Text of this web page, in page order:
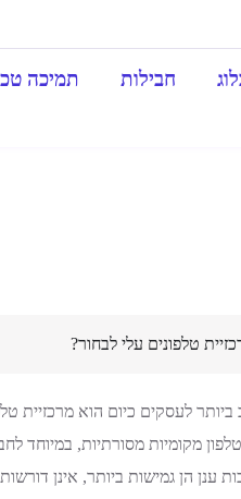
חבילות תמיכה
טלפונים עלי לבחור?
לעסקים כיום הוא מרכזיית
מקומיות מסורתיות, במיוחד לחברות
ענן הן גמישות ביותר, אינן